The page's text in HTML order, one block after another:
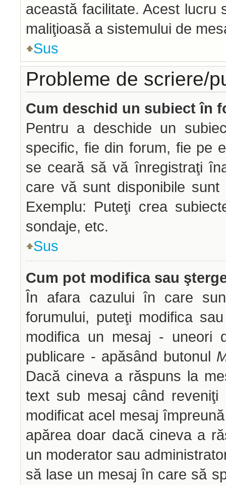
această facilitate. Acest lucru
maliţioasă a sistemului de
Sus
Probleme de scriere/
Cum deschid un subiect în
Pentru a deschide un
specific, fie din forum, fie pe
se ceară să vă înregistraţi
care vă sunt disponibile
Exemplu: Puteţi crea
sondaje, etc.
Sus
Cum pot modifica sau
În afara cazului în care
forumului, puteţi modifica
modifica un mesaj - uneori
publicare - apăsând butonul
Dacă cineva a răspuns la
text sub mesaj când
modificat acel mesaj
apărea doar dacă cineva a
un moderator sau
să lase un mesaj în care să